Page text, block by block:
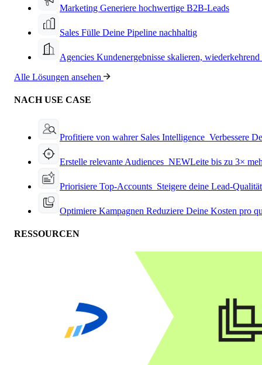
Marketing Generiere hochwertige B2B-Leads
Sales Fülle Deine Pipeline nachhaltig
Agencies Kundenergebnisse skalieren,
Alle Lösungen ansehen
NACH USE CASE
Profitiere von wahrer Sales Intelligence Verbessere
Erstelle relevante Audiences NEWLeite bis zu 3×
Priorisiere Top-Accounts Steigere deine Lead-
Optimiere Kampagnen Reduziere Deine Kosten pro
RESSOURCEN